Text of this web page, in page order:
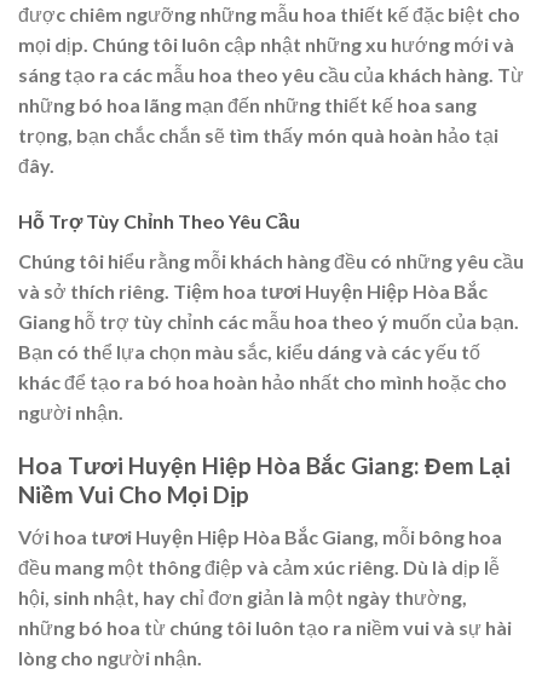
được chiêm ngưỡng những mẫu hoa thiết kế đặc biệt cho
mọi dịp. Chúng tôi luôn cập nhật những xu hướng mới và
sáng tạo ra các mẫu hoa theo yêu cầu của khách hàng. Từ
những bó hoa lãng mạn đến những thiết kế hoa sang
trọng, bạn chắc chắn sẽ tìm thấy món quà hoàn hảo tại
đây.
Hỗ Trợ Tùy Chỉnh Theo Yêu Cầu
Chúng tôi hiểu rằng mỗi khách hàng đều có những yêu cầu
và sở thích riêng. Tiệm hoa tươi Huyện Hiệp Hòa Bắc
Giang hỗ trợ tùy chỉnh các mẫu hoa theo ý muốn của bạn.
Bạn có thể lựa chọn màu sắc, kiểu dáng và các yếu tố
khác để tạo ra bó hoa hoàn hảo nhất cho mình hoặc cho
người nhận.
Hoa Tươi Huyện Hiệp Hòa Bắc Giang: Đem Lại
Niềm Vui Cho Mọi Dịp
Với hoa tươi Huyện Hiệp Hòa Bắc Giang, mỗi bông hoa
đều mang một thông điệp và cảm xúc riêng. Dù là dịp lễ
hội, sinh nhật, hay chỉ đơn giản là một ngày thường,
những bó hoa từ chúng tôi luôn tạo ra niềm vui và sự hài
lòng cho người nhận.